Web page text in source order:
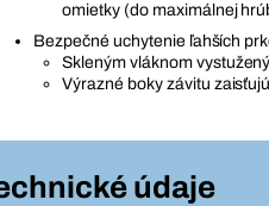
omietky (do maximálnej
Bezpečné uchytenie ľahších
Skleným vláknom
Výrazné boky závitu
údaje